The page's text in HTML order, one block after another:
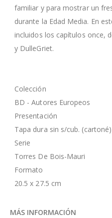
familiar y para mostrar un
durante la Edad Media. En
incluidos los capítulos once,
y DulleGriet.
Colección
BD - Autores Europeos
Presentación
Tapa dura sin s/cub. (cartoné)
Serie
Torres De Bois-Mauri
Formato
20.5 x 27.5 cm
MÁS INFORMACIÓN